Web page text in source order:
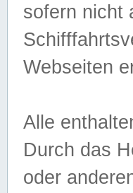
sofern nicht
Webseiten
Alle
Durch das
oder